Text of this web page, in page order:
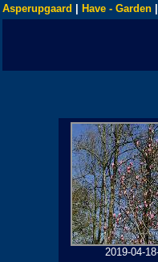
Asperupgaard Have - Garden
2019-04-